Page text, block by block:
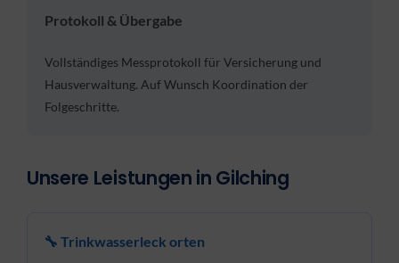
Protokoll & Übergabe
Vollständiges Messprotokoll für Versicherung und
Hausverwaltung. Auf Wunsch Koordination der
Folgeschritte.
Unsere Leistungen in Gilching
🔧 Trinkwasserleck orten